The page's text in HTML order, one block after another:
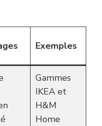
Exemples
Gammes
IKEA et
H&M
Home